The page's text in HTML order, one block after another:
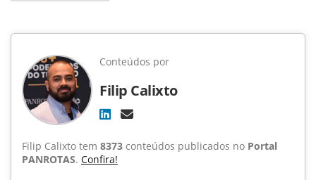
Conteúdos por
Filip Calixto
Filip Calixto tem 8373 conteúdos publicados no Portal
PANROTAS. Confira!